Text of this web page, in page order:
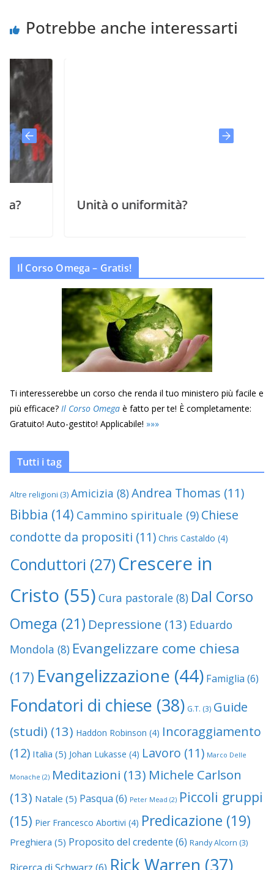
Potrebbe anche interessarti
Unità o uniformità?
Il Corso Omega – Gratis!
Ti interesserebbe un corso che renda il tuo ministero più facile e
più efficace? Il Corso Omega è fatto per te! È completamente:
Gratuito! Auto-gestito! Applicabile! »»»
Tutti i tag
Altre religioni (3) Amicizia (8)Andrea Thomas (11)
Bibbia (14) Cammino spirituale (9) Chiese
condotte da propositi (11) Chris Castaldo (4)
Conduttori (27) Crescere in
Cristo (55) Cura pastorale (8) Dal Corso
Omega (21) Depressione (13) Eduardo
Mondola (8) Evangelizzare come chiesa
(17) Evangelizzazione (44) Famiglia (6)
Fondatori di chiese (38) G.T. (3) Guide
(studi) (13) Haddon Robinson (4) Incoraggiamento
(12) Italia (5) Johan Lukasse (4) Lavoro (11) Marco Delle
Monache (2) Meditazioni (13) Michele Carlson
(13) Natale (5) Pasqua (6) Peter Mead (2) Piccoli gruppi
(15) Pier Francesco Abortivi (4) Predicazione (19)
Preghiera (5) Proposito del credente (6) Randy Alcorn (3)
Rick Warren (37)